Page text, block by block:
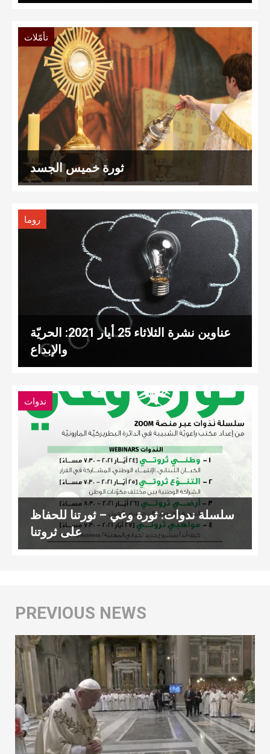
تأمّلات
ثورة خميس الجسد
روما
عناوين نشرة الثلاثاء 25 أيار 2021: الحريّة
والإبداع
ندوات
سلسلة ندوات: ثورة وعي – ثورتنا للحفاظ
على ثروتنا